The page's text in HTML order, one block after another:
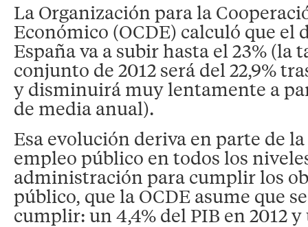
La Organización para la
Económico (OCDE) calculó que el
España va a subir hasta el 23% (la
conjunto de 2012 será del 22,9%
y disminuirá muy lentamente a
de media anual).
Esa evolución deriva en parte de
empleo público en todos los
administración para cumplir los
público, que la OCDE asume que
cumplir: un 4,4% del PIB en 2012 y